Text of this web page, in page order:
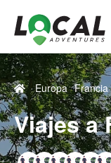
Europa Francia
Viajes a